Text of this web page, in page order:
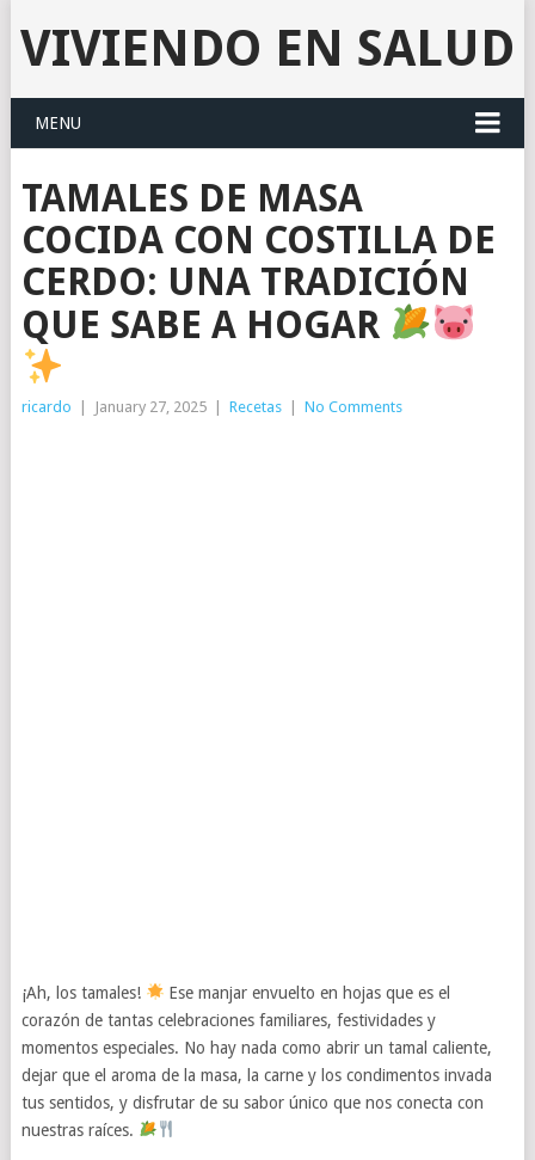
VIVIENDO EN SALUD
MENU
TAMALES DE MASA
COCIDA CON COSTILLA DE
CERDO: UNA TRADICIÓN
QUE SABE A HOGAR
ricardo | January 27, 2025 | Recetas | No Comments
¡Ah, los tamales!
Ese manjar envuelto en hojas que es el
corazón de tantas celebraciones familiares, festividades y
momentos especiales. No hay nada como abrir un tamal caliente,
dejar que el aroma de la masa, la carne y los condimentos invada
tus sentidos, y disfrutar de su sabor único que nos conecta con
nuestras raíces.